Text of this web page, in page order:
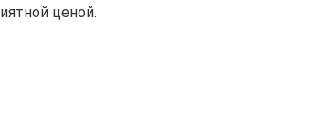
ценой.